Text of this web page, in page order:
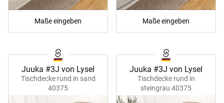
Maße eingeben Maße eingeben
Juuka #3J von Lysel
Tischdecke rund in sand
40375
Juuka #3J von Lysel
Tischdecke rund in
steingrau 40375